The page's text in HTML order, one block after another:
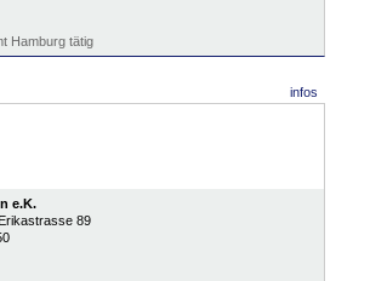
Hamburg tätig
infos
e.K.
89